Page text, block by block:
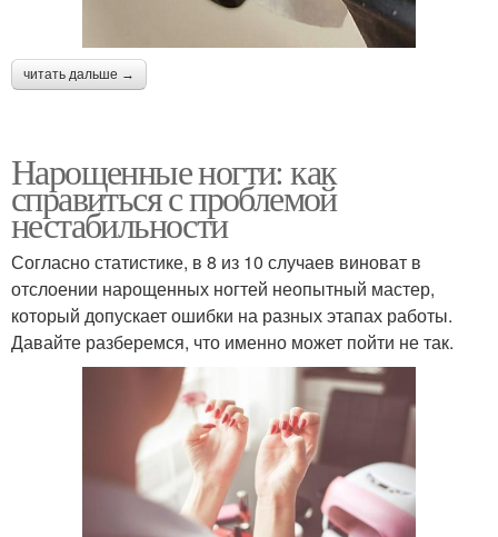
читать дальше →
Нарощенные ногти: как
справиться с проблемой
нестабильности
Согласно статистике, в 8 из 10 случаев виноват в
отслоении нарощенных ногтей неопытный мастер,
который допускает ошибки на разных этапах работы.
Давайте разберемся, что именно может пойти не так.